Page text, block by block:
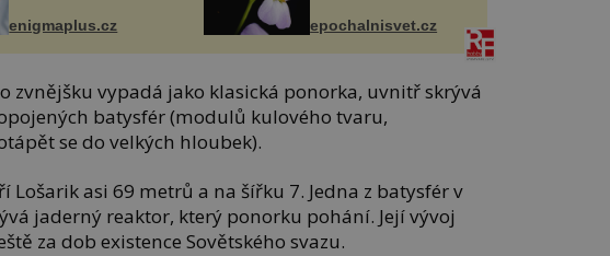
enigmaplus.cz epochalnisvet.cz
zvnějšku vypadá jako klasická ponorka, uvnitř skrývá
batysfér (modulů kulového tvaru,
se do velkých hloubek).
Lošarik asi 69 metrů a na šířku 7. Jedna z batysfér v
jaderný reaktor, který ponorku pohání. Její vývoj
za dob existence Sovětského svazu.